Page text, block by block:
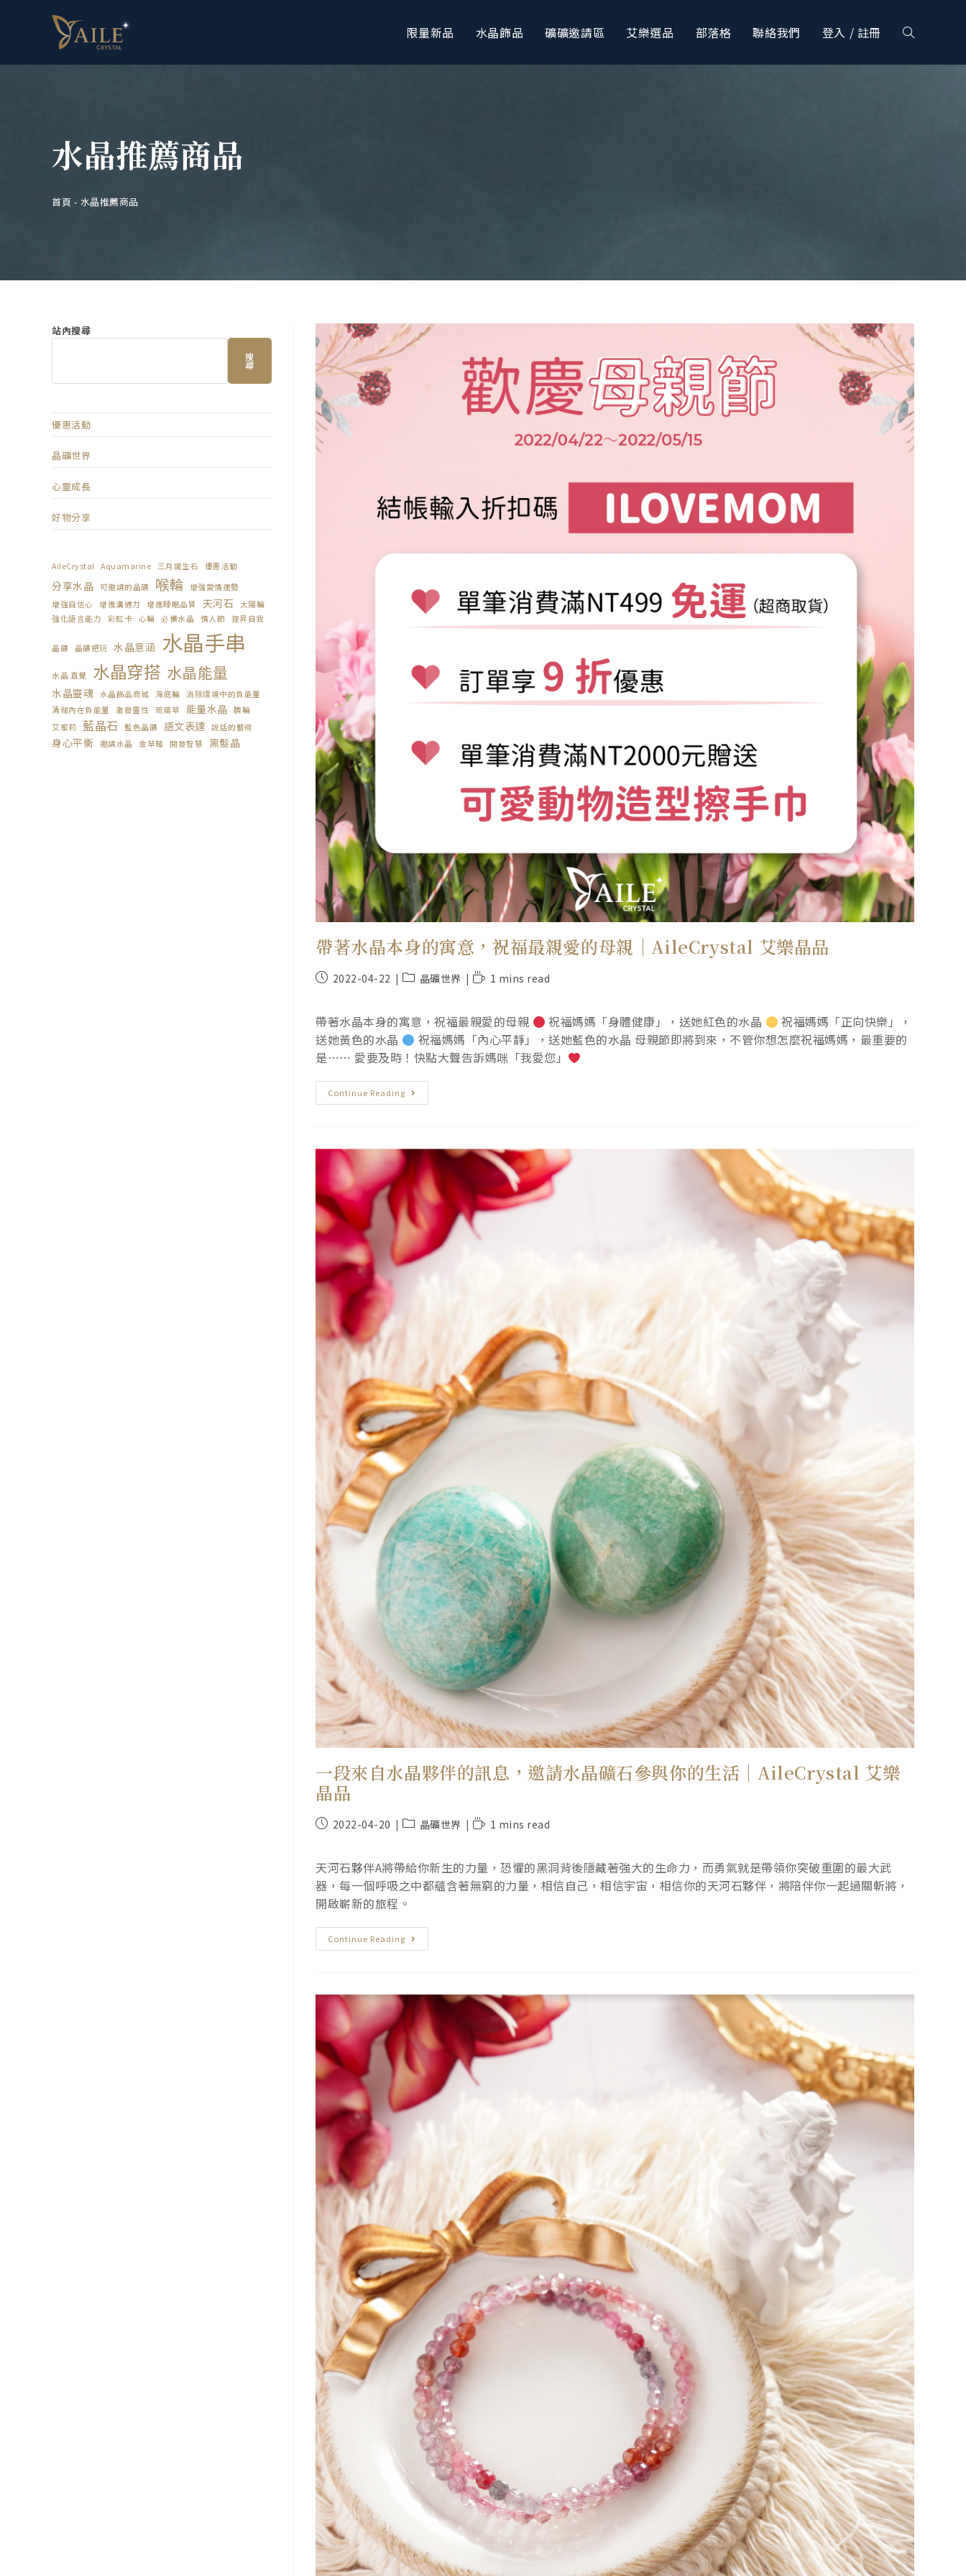
限量新品 水晶飾品 礦礦邀請區 艾樂選品 部落格 聯絡我們 登入 / 註冊
水晶推薦商品
首頁 - 水晶推薦商品
帶著水晶本身的寓意，祝福最親愛的母親｜AileCrystal 艾樂晶品
2022-04-22 晶礦世界 1 mins read
帶著水晶本身的寓意，祝福最親愛的母親 祝福媽媽「身體健康」，送她紅色的水晶
祝福媽媽「正向快樂」，
送她黃色的水晶
祝福媽媽「內心平靜」，送她藍色的水晶 母親節即將到來，不管你想怎麼祝福媽媽，最重要的
是⋯⋯ 愛要及時！快點大聲告訴媽咪「我愛您」
Continue Reading
一段來自水晶夥伴的訊息，邀請水晶礦石參與你的生活｜AileCrystal 艾樂
晶品
2022-04-20 晶礦世界 1 mins read
天河石夥伴A將帶給你新生的力量，恐懼的黑洞背後隱藏著強大的生命力，而勇氣就是帶領你突破重圍的最大武
器，每一個呼吸之中都蘊含著無窮的力量，相信自己，相信宇宙，相信你的天河石夥伴，將陪伴你一起過關斬將，
開啟嶄新的旅程。
Continue Reading
站內搜尋
搜
尋
優惠活動
晶礦世界
心靈成長
好物分享
AileCrystal Aquamarine 三月誕生石 優惠活動
分享水晶 可邀請的晶礦 喉輪
增強愛情運勢
增強自信心
增進溝通力 增進睡眠品質 天河石
太陽輪
強化語言能力
彩虹卡 心輪 必備水晶 情人節 提昇自我
晶礦 晶礦把玩 水晶意涵 水晶手串
水晶 直覺 水晶穿搭 水晶能量
水晶靈魂 水晶飾品商城 海底輪 消除環境中的負能量
清理內在負能量
激發靈性 琉璃草 能量水晶 臍輪
艾蜜莉
藍晶石 藍色晶礦 語文表達 說話的藝術
身心平衡 邀請水晶 金草莓 開發智慧 黑髮晶